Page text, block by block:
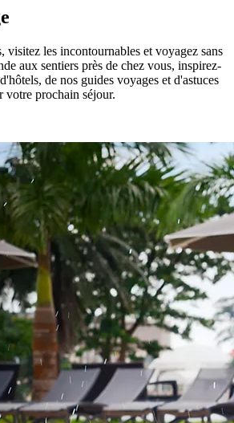
visitez les incontournables et voyagez sans
aux sentiers près de chez vous, inspirez-
de nos guides voyages et d'astuces
votre prochain séjour.